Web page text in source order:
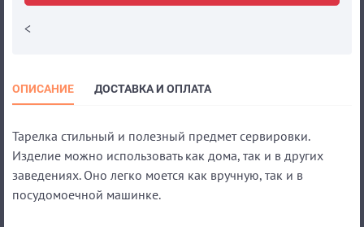
<
ОПИСАНИЕ ДОСТАВКА И ОПЛАТА
Тарелка стильный и полезный предмет сервировки.
Изделие можно использовать как дома, так и в других
заведениях. Оно легко моется как вручную, так и в
посудомоечной машинке.